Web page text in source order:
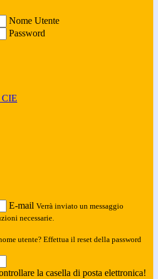
Nome Utente
Password
CIE
E-mail Verrà inviato un messaggio
necessarie.
utente? Effettua il reset della password
la casella di posta elettronica!